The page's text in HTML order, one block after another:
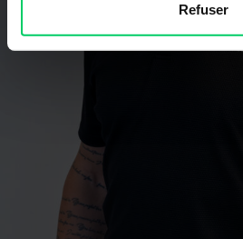
Refuser